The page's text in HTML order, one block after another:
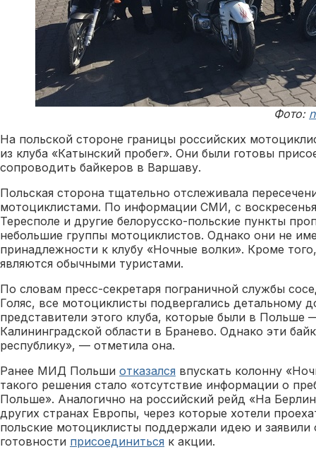
Фото:
На польской стороне границы российских
из клуба «Катынский пробег». Они были готовы
сопроводить байкеров в Варшаву.
Польская сторона тщательно отслеживала
мотоциклистами. По информации СМИ, с
Тересполе и другие белорусско-польские пункты
небольшие группы мотоциклистов. Однако они не
принадлежности к клубу «Ночные волки». Кроме
являются обычными туристами.
По словам пресс-секретаря пограничной службы
Голяс, все мотоциклисты подвергались детальному
представители этого клуба, которые были в Польше
Калининградской области в Бранево. Однако эти
республику», — отметила она.
Ранее МИД Польши отказался впускать колонну
такого решения стало «отсутствие информации о
Польше». Аналогично на российский рейд «На
других странах Европы, через которые хотели
польские мотоциклисты поддержали идею и заявили
готовности присоединиться к акции.